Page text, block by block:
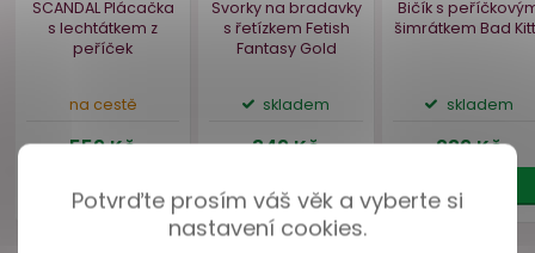
Potvrďte prosím váš věk a vyberte si
nastavení cookies.